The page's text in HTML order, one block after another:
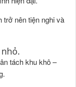
trở nên tiện nghi và
tách khu khô –